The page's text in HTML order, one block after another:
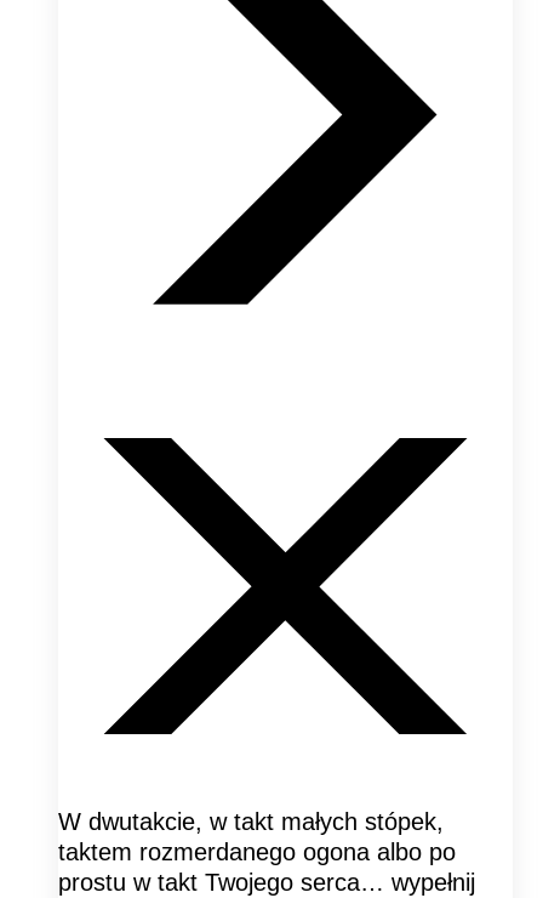
W dwutakcie, w takt małych stópek,
taktem rozmerdanego ogona albo po
prostu w takt Twojego serca… wypełnij